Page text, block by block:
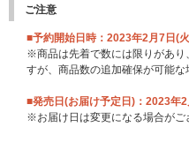
ご注意
■予約開始日時：2023年2月7日(
※商品は先着で数には限りがあり
すが、商品数の追加確保が可能な
■発売日(お届け予定日)：2023年
※お届け日は変更になる場合がご